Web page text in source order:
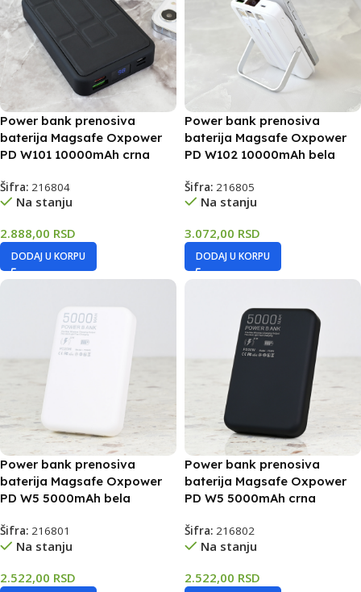
Power bank prenosiva
baterija Magsafe Oxpower
PD W101 10000mAh crna
Šifra: 216804
Na stanju
2.888,00 RSD
DODAJ U KORPU
Power bank prenosiva
baterija Magsafe Oxpower
PD W102 10000mAh bela
Šifra: 216805
Na stanju
3.072,00 RSD
DODAJ U KORPU
Power bank prenosiva
baterija Magsafe Oxpower
PD W5 5000mAh bela
Šifra: 216801
Na stanju
2.522,00 RSD
Power bank prenosiva
baterija Magsafe Oxpower
PD W5 5000mAh crna
Šifra: 216802
Na stanju
2.522,00 RSD